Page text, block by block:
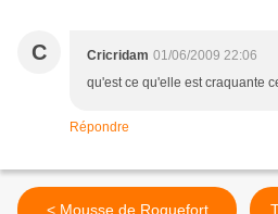
C Cricridam 01/06/2009 22:06
qu'est ce qu'elle est craquante
Répondre
< Mousse de Roquefort